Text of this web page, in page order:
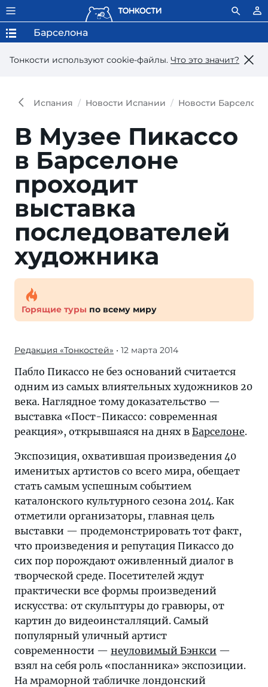
Тонкости используют сookie-файлы. Что это значит?
Барселона
Испания Новости Испании Новости Барселоны
В Музее Пикассо
в Барселоне
проходит
выставка
последователей
художника
Горящие туры по всему миру
Редакция «Тонкостей» • 12 марта 2014
Пабло Пикассо не без оснований считается
одним из самых влиятельных художников 20
века. Наглядное тому доказательство —
выставка «Пост-Пикассо: современная
реакция», открывшаяся на днях в Барселоне.
Экспозиция, охватившая произведения 40
именитых артистов со всего мира, обещает
стать самым успешным событием
каталонского культурного сезона 2014. Как
отметили организаторы, главная цель
выставки — продемонстрировать тот факт,
что произведения и репутация Пикассо до
сих пор порождают оживленный диалог в
творческой среде. Посетителей ждут
практически все формы произведений
искусства: от скульптуры до гравюры, от
картин до видеоинсталляций. Самый
популярный уличный артист
современности — неуловимый Бэнкси —
взял на себя роль «посланника» экспозиции.
На мраморной табличке лондонский